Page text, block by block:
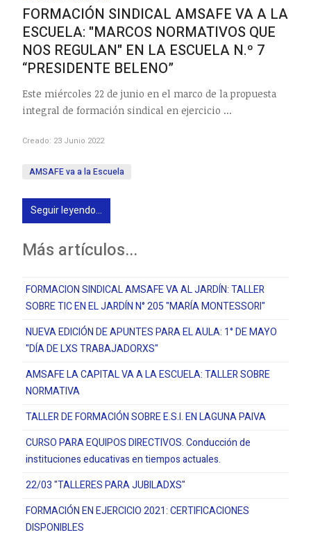
FORMACIÓN SINDICAL AMSAFE VA A LA
ESCUELA: "MARCOS NORMATIVOS QUE
NOS REGULAN" EN LA ESCUELA N.º 7
“PRESIDENTE BELENO”
Este miércoles 22 de junio en el marco de la propuesta
integral de formación sindical en ejercicio ...
Creado: 23 Junio 2022
AMSAFE va a la Escuela
Seguir leyendo...
Más artículos...
FORMACION SINDICAL AMSAFE VA AL JARDÍN: TALLER
SOBRE TIC EN EL JARDÍN N° 205 "MARÍA MONTESSORI"
NUEVA EDICIÓN DE APUNTES PARA EL AULA: 1° DE MAYO
"DÍA DE LXS TRABAJADORXS"
AMSAFE LA CAPITAL VA A LA ESCUELA: TALLER SOBRE
NORMATIVA
TALLER DE FORMACIÓN SOBRE E.S.I. EN LAGUNA PAIVA
CURSO PARA EQUIPOS DIRECTIVOS. Conducción de
instituciones educativas en tiempos actuales.
22/03 "TALLERES PARA JUBILADXS"
FORMACIÓN EN EJERCICIO 2021: CERTIFICACIONES
DISPONIBLES